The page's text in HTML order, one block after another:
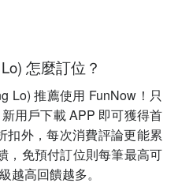
怎麼訂位？
Lo) 推薦使用 FunNow！只
用戶下載 APP 即可獲得首
扣外，每次消費評論更能累
，免預付訂位則每筆最高可
越高回饋越多。